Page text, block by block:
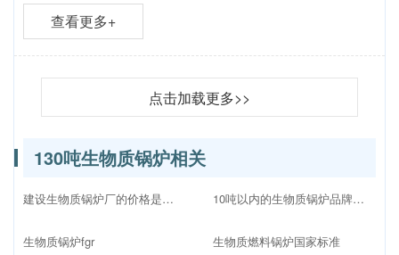
查看更多+
点击加载更多>>
130吨生物质锅炉相关
建设生物质锅炉厂的价格是多少
生物质锅炉fgr
10吨以内的生物质锅炉品牌十大排名
生物质燃料锅炉国家标准